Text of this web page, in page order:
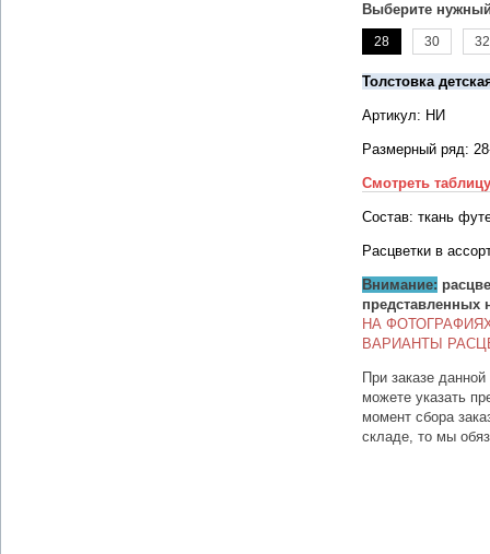
Выберите
28 30 32
Толстовка
Артикул: НИ
Размерный ряд:
Смотреть
Состав: ткань
Расцветки в
Внимание:
представленных
НА
ВАРИАНТЫ
При заказе
можете указать
момент сбора
складе, то мы